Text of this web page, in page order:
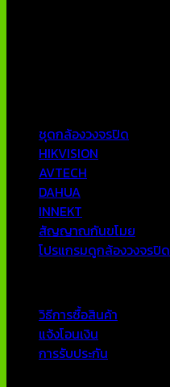
ชุดกล้องวงจรปิด
HIKVISION
AVTECH
DAHUA
INNEKT
สัญญาณกันขโมย
โปรแกรมดูกล้องวงจรปิด
วิธีการซื้อสินค้า
แจ้งโอนเงิน
การรับประกัน